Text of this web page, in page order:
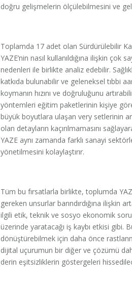
doğru gelişmelerin ölçülebilmesini ve
Toplamda 17 adet olan Sürdürülebilir
YAZE’nin nasıl kullanıldığına ilişkin çok
nedenleri ile birlikte analiz edebilir.
katkıda bulunabilir ve geleneksel tıbbi
koymanın hızını ve doğruluğunu
yöntemleri eğitim paketlerinin kişiye
büyük boyutlara ulaşan very setlerinin
olan detayların kaçırılmamasını
YAZE aynı zamanda farklı sanayi
yönetilmesini kolaylaştırır.
Tüm bu fırsatlarla birlikte, toplumda
gereken unsurlar barındırdığına ilişkin
ilgili etik, teknik ve sosyo ekonomik
üzerinde yaratacağı iş kaybı etkisi
dönüştürebilmek için daha önce
dijital uçurumun bir diğer ve çözümü
derin eşitsizliklerin göstergeleri